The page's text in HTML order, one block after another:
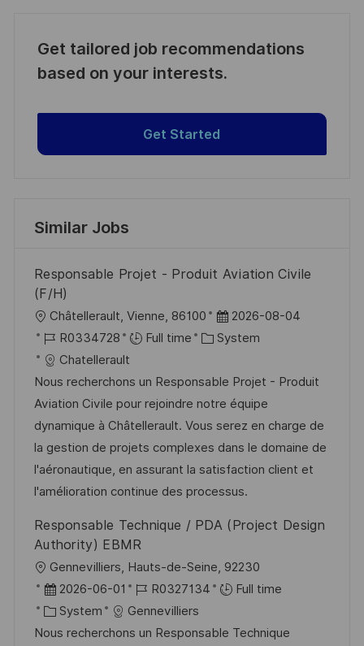
Get tailored job recommendations
based on your interests.
Get Started
Similar Jobs
Responsable Projet - Produit Aviation Civile
(F/H)
L
o
c
a
t
i
o
n
Châtellerault, Vienne, 86100
P
o
t
e
d
D
a
t
2026-08-04
J
o
b
I
d
R0334728 Full time
C
t
e
g
o
r
y
System
Chatellerault
Nous recherchons un Responsable Projet - Produit
Aviation Civile pour rejoindre notre équipe
dynamique à Châtellerault. Vous serez en charge de
la gestion de projets complexes dans le domaine de
l'aéronautique, en assurant la satisfaction client et
l'amélioration continue des processus.
Responsable Technique / PDA (Project Design
Authority) EBMR
L
o
c
a
Gennevilliers, Hauts-de-Seine, 92230
P
o
s
2026-06-01
J
o
b
R0327134
Full time
C
a
System
Gennevilliers
Nous recherchons un Responsable Technique